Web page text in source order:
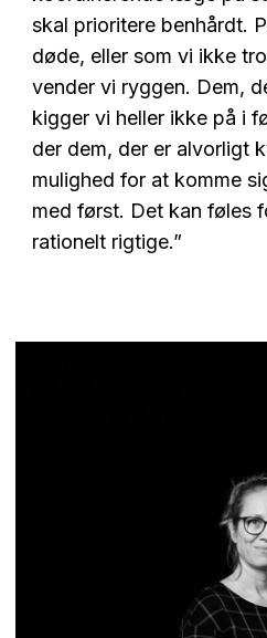
skal prioritere benhårdt.
døde, eller som vi ikke
vender vi ryggen. Dem,
kigger vi heller ikke på i
der dem, der er alvorligt
mulighed for at komme
med først. Det kan føles
rationelt rigtige.”